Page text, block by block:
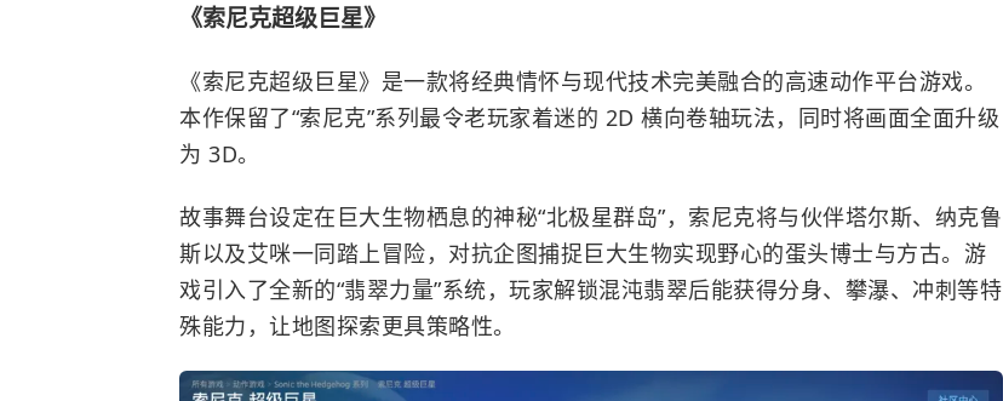
《索尼克超级巨星》
《索尼克超级巨星》是一款将经典情怀与现代技术完美融合的高速动作平台游戏。
本作保留了“索尼克”系列最令老玩家着迷的 2D 横向卷轴玩法，同时将画面全面升级
为 3D。
故事舞台设定在巨大生物栖息的神秘“北极星群岛”，索尼克将与伙伴塔尔斯、纳克鲁
斯以及艾咪一同踏上冒险，对抗企图捕捉巨大生物实现野心的蛋头博士与方古。游
戏引入了全新的“翡翠力量”系统，玩家解锁混沌翡翠后能获得分身、攀瀑、冲刺等特
殊能力，让地图探索更具策略性。